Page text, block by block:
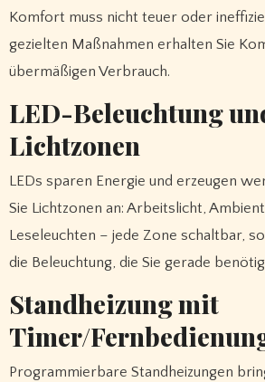
Komfort muss nicht teuer oder
gezielten Maßnahmen erhalten Sie
übermäßigen Verbrauch.
LED-Beleuchtung
Lichtzonen
LEDs sparen Energie und erzeugen
Sie Lichtzonen an: Arbeitslicht,
Leseleuchten – jede Zone schaltbar,
die Beleuchtung, die Sie gerade
Standheizung mit
Timer/
Programmierbare Standheizungen